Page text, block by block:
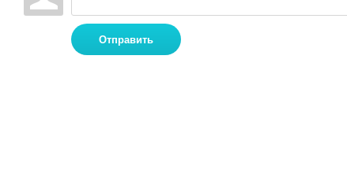
Отправить